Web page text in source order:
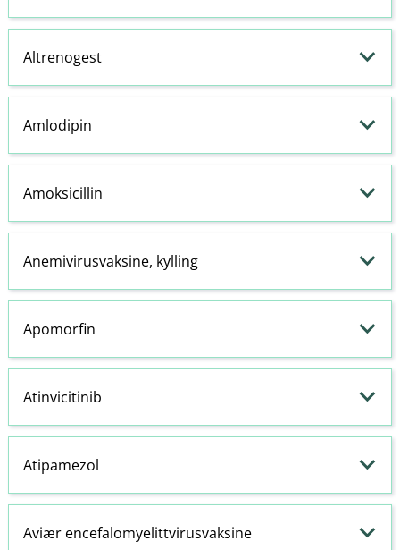
Altrenogest
Amlodipin
Amoksicillin
Anemivirusvaksine, kylling
Apomorfin
Atinvicitinib
Atipamezol
Aviær encefalomyelittvirusvaksine